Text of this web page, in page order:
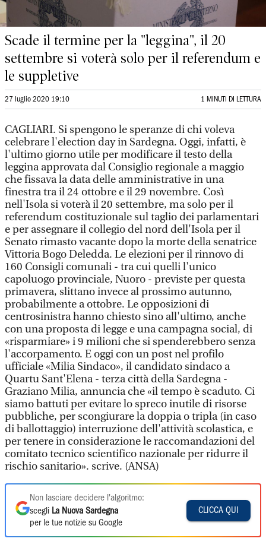
Scade il termine per la "leggina", il 20
settembre si voterà solo per il referendum e
le suppletive
27 luglio 2020 19:10 1 MINUTI DI LETTURA
CAGLIARI. Si spengono le speranze di chi voleva
celebrare l'election day in Sardegna. Oggi, infatti, è
l'ultimo giorno utile per modificare il testo della
leggina approvata dal Consiglio regionale a maggio
che fissava la data delle amministrative in una
finestra tra il 24 ottobre e il 29 novembre. Così
nell'Isola si voterà il 20 settembre, ma solo per il
referendum costituzionale sul taglio dei parlamentari
e per assegnare il collegio del nord dell'Isola per il
Senato rimasto vacante dopo la morte della senatrice
Vittoria Bogo Deledda. Le elezioni per il rinnovo di
160 Consigli comunali - tra cui quelli l'unico
capoluogo provinciale, Nuoro - previste per questa
primavera, slittano invece al prossimo autunno,
probabilmente a ottobre. Le opposizioni di
centrosinistra hanno chiesto sino all'ultimo, anche
con una proposta di legge e una campagna social, di
«risparmiare» i 9 milioni che si spenderebbero senza
l'accorpamento. E oggi con un post nel profilo
ufficiale «Milia Sindaco», il candidato sindaco a
Quartu Sant'Elena - terza città della Sardegna -
Graziano Milia, annuncia che «il tempo è scaduto. Ci
siamo battuti per evitare lo spreco inutile di risorse
pubbliche, per scongiurare la doppia o tripla (in caso
di ballottaggio) interruzione dell'attività scolastica, e
per tenere in considerazione le raccomandazioni del
comitato tecnico scientifico nazionale per ridurre il
rischio sanitario». scrive. (ANSA)
Non lasciare decidere l'algoritmo:
scegli La Nuova Sardegna
per le tue notizie su Google
CLICCA QUI